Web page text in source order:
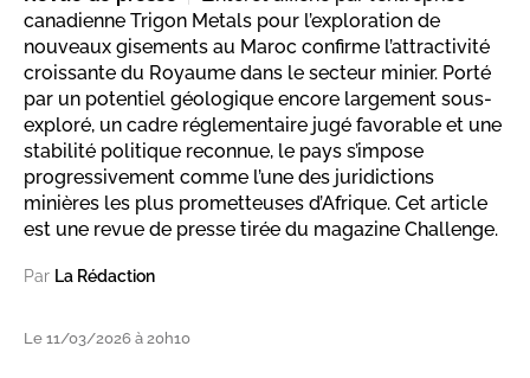
canadienne Trigon Metals pour l’exploration de
nouveaux gisements au Maroc confirme l’attractivité
croissante du Royaume dans le secteur minier. Porté
par un potentiel géologique encore largement sous-
exploré, un cadre réglementaire jugé favorable et une
stabilité politique reconnue, le pays s’impose
progressivement comme l’une des juridictions
minières les plus prometteuses d’Afrique. Cet article
est une revue de presse tirée du magazine Challenge.
Par La Rédaction
Le 11/03/2026 à 20h10